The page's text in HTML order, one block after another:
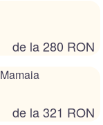
de la 280 RON
Mamaia
de la 321 RON